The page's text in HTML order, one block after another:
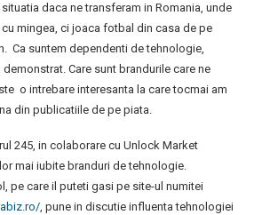
daca ne transferam in Romania, unde
mingea, ci joaca fotbal din casa de pe
Ca suntem dependenti de tehnologie,
Care sunt brandurile care ne
o intrebare interesanta la care tocmai am
din publicatiile de pe piata.
245, in colaborare cu Unlock Market
mai iubite branduri de tehnologie.
pe care il puteti gasi pe site-ul numitei
, pune in discutie influenta tehnologiei